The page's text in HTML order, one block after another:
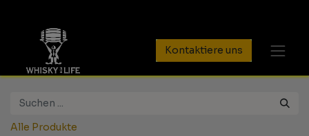
Kontaktiere uns
Alle Produkte